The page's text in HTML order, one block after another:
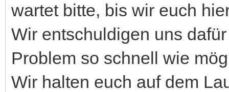
wartet bitte, bis wir euch
Wir entschuldigen uns
Problem so schnell wie
Wir halten euch auf dem